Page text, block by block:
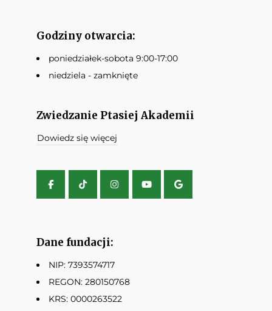
Godziny otwarcia:
poniedziałek-sobota 9:00-17:00
niedziela - zamknięte
Zwiedzanie Ptasiej Akademii
Dowiedz się więcej
Dane fundacji:
NIP: 7393574717
REGON: 280150768
KRS: 0000263522